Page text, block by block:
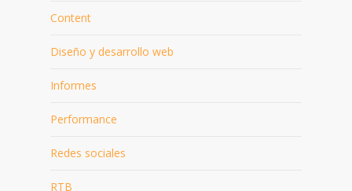
Content
Diseño y desarrollo web
Informes
Performance
Redes sociales
RTB